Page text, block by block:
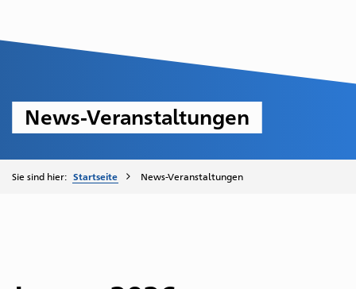
News-Veranstaltungen
Sie sind hier: Startseite News-Veranstaltungen